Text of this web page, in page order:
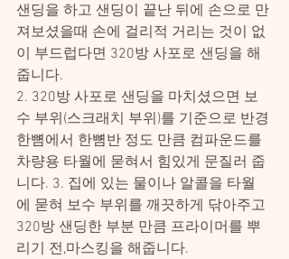
샌딩을 하고 샌딩이 끝난 뒤에 손으로 만
져보셨을때 손에 걸리적 거리는 것이 없
이 부드럽다면 320방 사포로 샌딩을 해
줍니다.
2. 320방 사포로 샌딩을 마치셨으면 보
수 부위(스크래치 부위)를 기준으로 반경
한뼘에서 한뼘반 정도 만큼 컴파운드를
차량용 타월에 묻혀서 힘있게 문질러 줍
니다. 3. 집에 있는 물이나 알콜을 타월
에 묻혀 보수 부위를 깨끗하게 닦아주고
320방 샌딩한 부분 만큼 프라이머를 뿌
리기 전,마스킹을 해줍니다.